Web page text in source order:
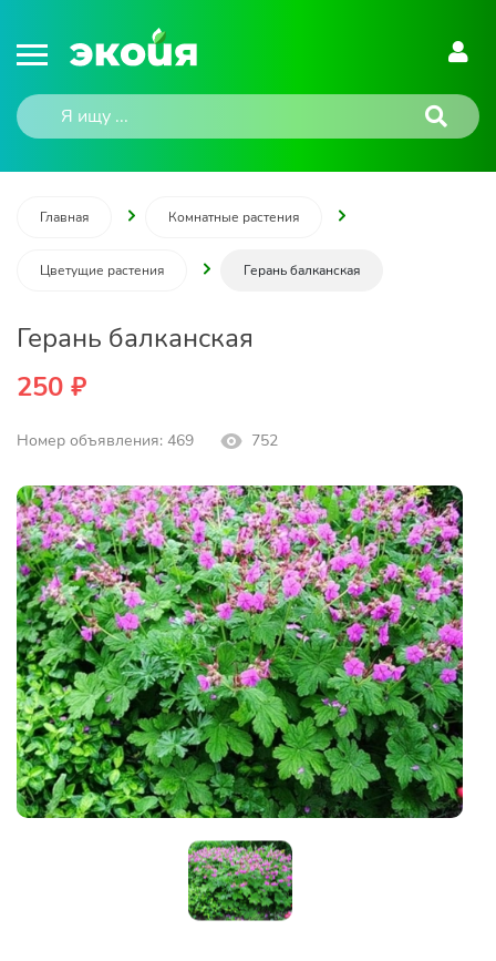
Главная Комнатные растения
Цветущие растения Герань балканская
Герань балканская
250 ₽
Номер объявления: 469 752